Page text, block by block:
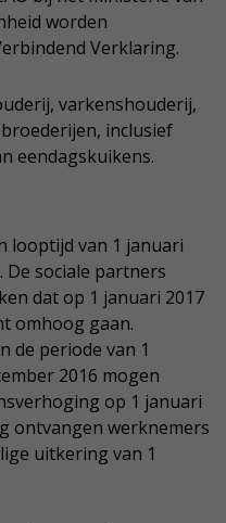
worden
Verklaring.
varkenshouderij,
inclusief
eendagskuikens.
looptijd van 1 januari
De sociale partners
dat op 1 januari 2017
omhoog gaan.
de periode van 1
2016 mogen
op 1 januari
ontvangen werknemers
uitkering van 1